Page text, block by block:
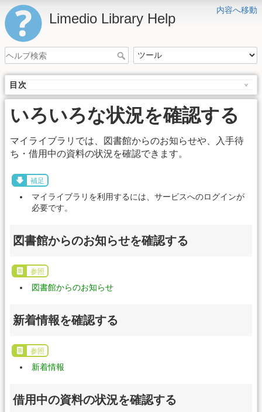
内容へ移動
Limedio Library Help
目次
いろいろな状況を確認する
マイライブラリでは、図書館からのお知らせや、入手待
ち・借用中の資料の状況を確認できます。
補足
マイライブラリを利用するには、サービスへのログインが
必要です。
図書館からのお知らせを確認する
参照
図書館からのお知らせ
新着情報を確認する
参照
新着情報
借用中の資料の状況を確認する